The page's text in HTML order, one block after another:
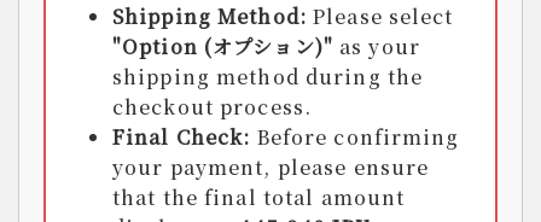
Shipping Method: Please select
"Option (オプション)" as your
shipping method during the
checkout process.
Final Check: Before confirming
your payment, please ensure
that the final total amount